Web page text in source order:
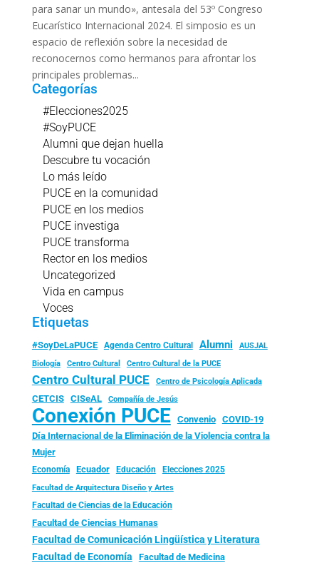
para sanar un mundo», antesala del 53º Congreso
Eucarístico Internacional 2024. El simposio es un
espacio de reflexión sobre la necesidad de
reconocernos como hermanos para afrontar los
principales problemas...
Categorías
#Elecciones2025
#SoyPUCE
Alumni que dejan huella
Descubre tu vocación
Lo más leído
PUCE en la comunidad
PUCE en los medios
PUCE investiga
PUCE transforma
Rector en los medios
Uncategorized
Vida en campus
Voces
Etiquetas
#SoyDeLaPUCE Agenda Centro Cultural Alumni
AUSJAL
Biología
Centro Cultural Centro Cultural de la PUCE
Centro Cultural PUCE Centro de Psicología Aplicada
CETCIS CISeAL Compañía de Jesús
Conexión PUCE Convenio
COVID-19
Día Internacional de la Eliminación de la Violencia contra la
Mujer
Economía Ecuador Educación Elecciones 2025
Facultad de Arquitectura Diseño y Artes
Facultad de Ciencias de la Educación
Facultad de Ciencias Humanas
Facultad de Comunicación Lingüística y Literatura
Facultad de Economía Facultad de Medicina